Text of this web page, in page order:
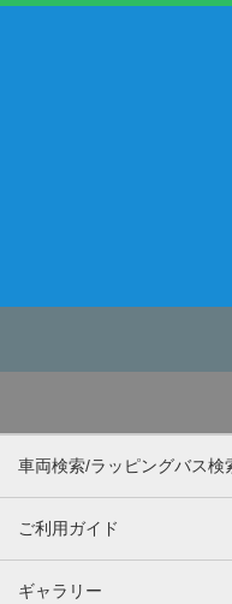
車両検索/ラッピングバス検
ご利用ガイド
ギャラリー